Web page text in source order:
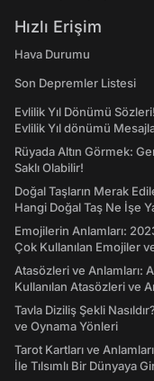
Hızlı Erişim
Hava Durumu
Son Depremler Listesi
Evlilik Yıl Dönümü
Evlilik Yıl dönümü
Rüyada Altın Görmek:
Saklı Olabilir!
Doğal Taşların Merak
Hangi Doğal Taş Ne İşe
Emojilerin Anlamları:
Çok Kullanılan Emojiler
Atasözleri ve Anlamları:
Kullanılan Atasözleri ve
Tavla Diziliş Şekli
ve Oynama Yönleri
Tarot Kartları ve
İle Tılsımlı Bir Dünyaya